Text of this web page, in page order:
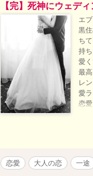
【完】死神にウェデ
エ
黒
ち
持
愛
最
レ
愛
恋
ヤ
ド
ン
し
恋愛 大人の恋 一途